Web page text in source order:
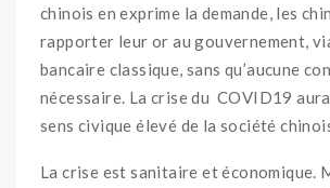
chinois en exprime la demande, les
rapporter leur or au gouvernement,
bancaire classique, sans qu’aucune
nécessaire. La crise du COVID19
sens civique élevé de la société
La crise est sanitaire et économique.